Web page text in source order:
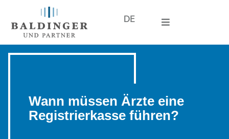
DE
Wann müssen Ärzte eine
Registrierkasse führen?